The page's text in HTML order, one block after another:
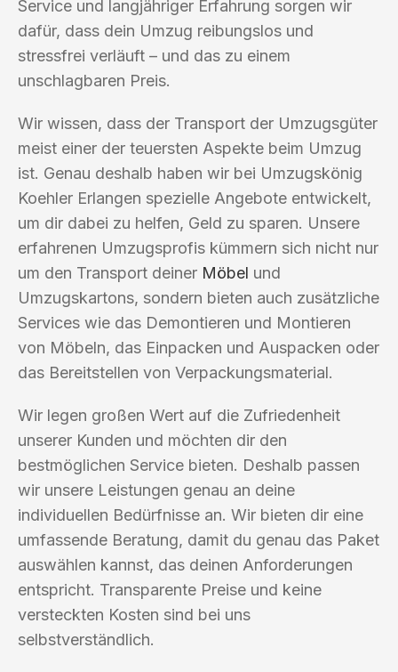
Service und langjähriger Erfahrung sorgen wir
dafür, dass dein Umzug reibungslos und
stressfrei verläuft – und das zu einem
unschlagbaren Preis.
Wir wissen, dass der Transport der Umzugsgüter
meist einer der teuersten Aspekte beim Umzug
ist. Genau deshalb haben wir bei Umzugskönig
Koehler Erlangen spezielle Angebote entwickelt,
um dir dabei zu helfen, Geld zu sparen. Unsere
erfahrenen Umzugsprofis kümmern sich nicht nur
um den Transport deiner Möbel und
Umzugskartons, sondern bieten auch zusätzliche
Services wie das Demontieren und Montieren
von Möbeln, das Einpacken und Auspacken oder
das Bereitstellen von Verpackungsmaterial.
Wir legen großen Wert auf die Zufriedenheit
unserer Kunden und möchten dir den
bestmöglichen Service bieten. Deshalb passen
wir unsere Leistungen genau an deine
individuellen Bedürfnisse an. Wir bieten dir eine
umfassende Beratung, damit du genau das Paket
auswählen kannst, das deinen Anforderungen
entspricht. Transparente Preise und keine
versteckten Kosten sind bei uns
selbstverständlich.